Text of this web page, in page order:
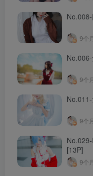
9个
9个
9个
[13P]
9个